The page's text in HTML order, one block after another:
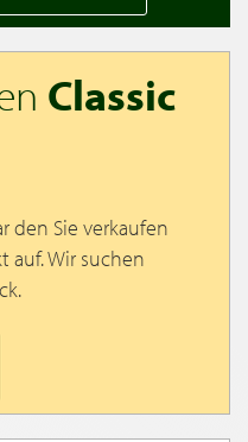
Classic
den Sie verkaufen
auf. Wir suchen